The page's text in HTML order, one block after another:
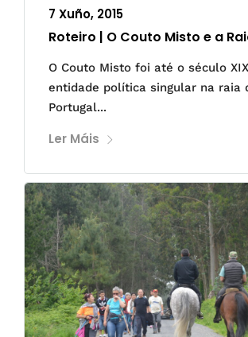
7 Xuño, 2015
Roteiro | O Couto Misto e a
O Couto Misto foi até o século
entidade política singular na raia
Portugal...
Ler Máis